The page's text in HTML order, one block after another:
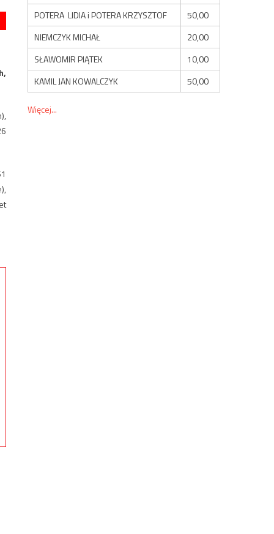
POTERA LIDIA i POTERA KRZYSZTOF
50,00
NIEMCZYK MICHAŁ
20,00
SŁAWOMIR PIĄTEK
10,00
KAMIL JAN KOWALCZYK
50,00
Więcej...